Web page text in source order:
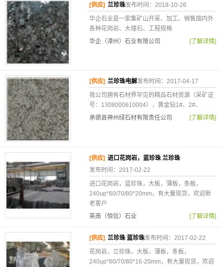
[供应] 兰珍珠发布时间：2018-10-26
华企石业是一家集矿山开采、加工、销售国内外
各种花岗岩、大理石、工程规格
华企（漳州）石业有限公司
[了解详情]
[供应] 兰珍珠电解发布时间：2017-04-17
我公司拥有石材界罕见的精品石材资源（采矿证
号：1308000610004），黄金钻1#、2#、
承德县神州绿石材有限责任公司
[了解详情]
[供应] 进口花岗岩，蓝珍珠 兰珍珠
发布时间：2017-02-22
进口花岗岩，蓝珍珠，大板，薄板，条板，
240up*60/70/80*20mm，有大量现货，欢迎新
老客户
英南（恒信）石业
[了解详情]
[供应] 兰珍珠 蓝珍珠发布时间：2017-02-22
花岗岩，兰珍珠，大板，薄板，条板，
240up*60/70/80*16-20mm，有大量现货，欢迎